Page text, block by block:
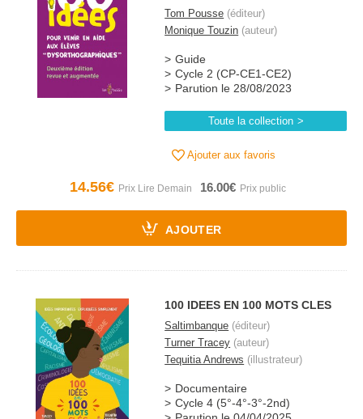
Tom Pousse (éditeur)
Monique Touzin (auteur)
Guide
Cycle 2 (CP-CE1-CE2)
Parution le 28/08/2023
Toute la collection
Ajouter aux favoris
14.56€ 16.00€
AJOUTER
100 IDEES EN 100 MOTS CLES
Saltimbanque (éditeur)
Turner Tracey (auteur)
Tequitia Andrews (illustrateur)
Documentaire
Cycle 4 (5°-4°-3°-2nd)